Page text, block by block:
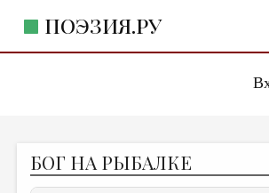
ПОЭЗИЯ.РУ
ЖАНРЫ
БОГ НА РЫБАЛКЕ